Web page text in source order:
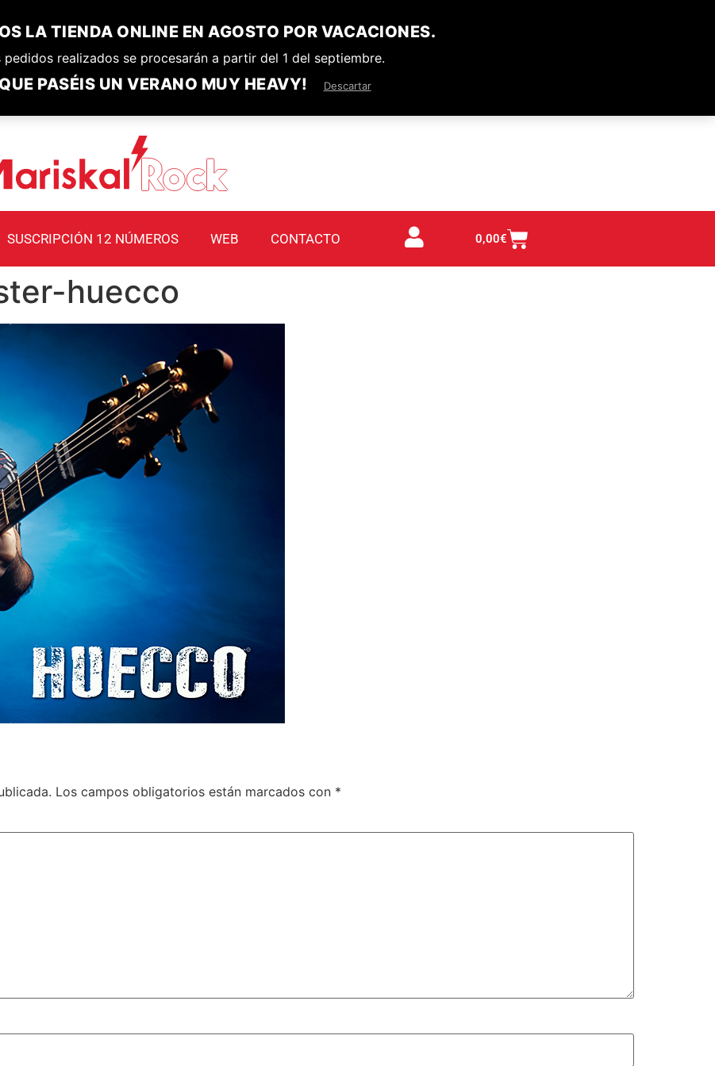
LA TIENDA ONLINE EN AGOSTO POR VACACIONES.
pedidos realizados se procesarán a partir del 1 del septiembre.
PASÉIS UN VERANO MUY HEAVY! Descartar
SUSCRIPCIÓN 12 NÚMEROS WEB CONTACTO 0,00€
huecco
Los campos obligatorios están marcados con *